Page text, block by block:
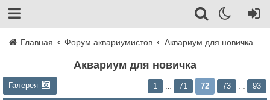
Главная Форум аквариумистов Аквариум для новичка
Аквариум для новичка
Галерея 1 71 72 73 93